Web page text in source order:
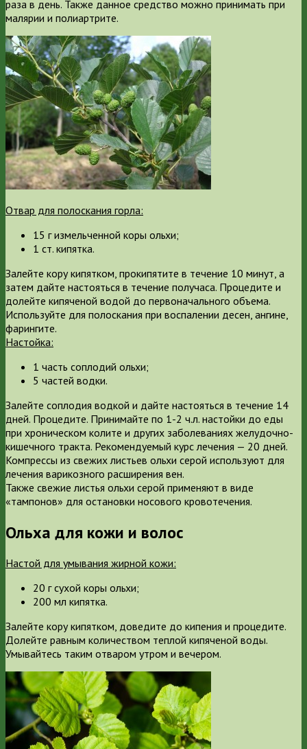
раза в день. Также данное средство можно принимать при
малярии и полиартрите.
Отвар для полоскания горла:
15 г измельченной коры ольхи;
1 ст. кипятка.
Залейте кору кипятком, прокипятите в течение 10 минут, а
затем дайте настояться в течение получаса. Процедите и
долейте кипяченой водой до первоначального объема.
Используйте для полоскания при воспалении десен, ангине,
фарингите.
Настойка:
1 часть соплодий ольхи;
5 частей водки.
Залейте соплодия водкой и дайте настояться в течение 14
дней. Процедите. Принимайте по 1-2 ч.л. настойки до еды
при хроническом колите и других заболеваниях желудочно-
кишечного тракта. Рекомендуемый курс лечения — 20 дней.
Компрессы из свежих листьев ольхи серой используют для
лечения варикозного расширения вен.
Также свежие листья ольхи серой применяют в виде
«тампонов» для остановки носового кровотечения.
Ольха для кожи и волос
Настой для умывания жирной кожи:
20 г сухой коры ольхи;
200 мл кипятка.
Залейте кору кипятком, доведите до кипения и процедите.
Долейте равным количеством теплой кипяченой воды.
Умывайтесь таким отваром утром и вечером.